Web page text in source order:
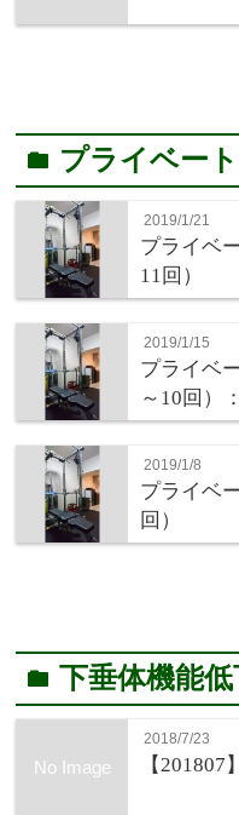
folder プライベー
2019/1/21
プライベ
11回）
2019/1/15
プライベ
～10回）
2019/1/8
プライベ
回）
folder 下垂体機能
No Image
2018/7/23
【201807